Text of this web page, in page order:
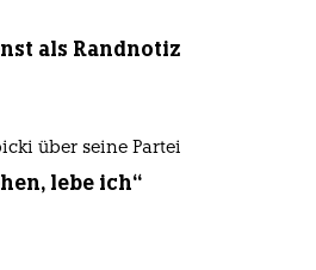
als Randnotiz
über seine Partei
lebe ich“